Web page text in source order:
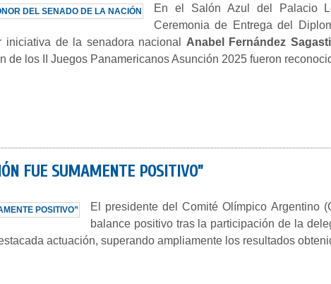
En el Salón Azul del Palacio
Ceremonia de Entrega del
de la senadora nacional Anabel Fernández Sagasti
los II Juegos Panamericanos Asunción 2025 fueron
FUE SUMAMENTE POSITIVO”
El presidente del Comité Olímpico Argentino
balance positivo tras la participación de la
actuación, superando ampliamente los resultados